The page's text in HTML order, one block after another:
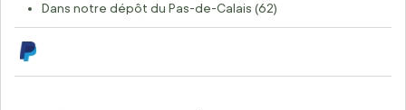
Dans notre dépôt du Pas-de-Calais (62)